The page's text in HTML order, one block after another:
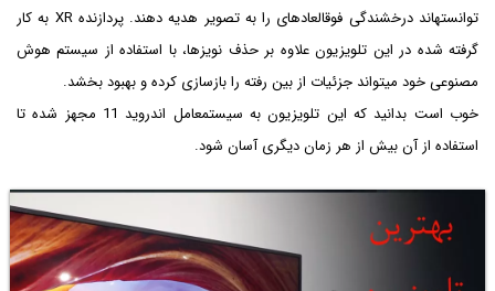
توانسته‎اند درخشندگی فوق‎العاده‎ای را به تصویر هدیه دهند. پردازنده XR به‎ کار
گرفته شده در این تلویزیون علاوه بر حذف نویزها، با استفاده از سیستم هوش
مصنوعی خود می‎تواند جزئیات از بین رفته را بازسازی کرده و بهبود بخشد.
خوب است بدانید که این تلویزیون به سیستم‎عامل اندروید 11 مجهز شده تا
استفاده از آن بیش از هر زمان دیگری آسان شود.